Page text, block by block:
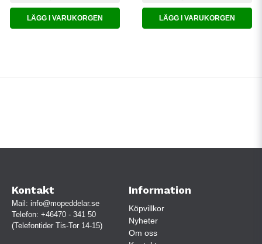
LÄGG I VARUKORGEN LÄGG I VARUKORGEN
Kontakt
Mail: info@mopeddelar.se
Telefon: +46470 - 341 50
(Telefontider Tis-Tor 14-15)
Information
Köpvillkor
Nyheter
Om oss